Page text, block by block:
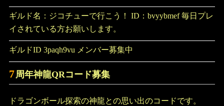
ギルド名：ジコチューで行こう！ ID：bvyybmef 毎日プレ
イされている方お願いします。
ギルドID 3paqh9vu メンバー募集中
7周年神龍QRコード募集
ドラゴンボール探索の神龍との思い出のコードです。